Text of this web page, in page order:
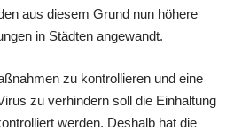
aus diesem Grund nun höhere
in Städten angewandt.
zu kontrollieren und eine
zu verhindern soll die Einhaltung
werden. Deshalb hat die